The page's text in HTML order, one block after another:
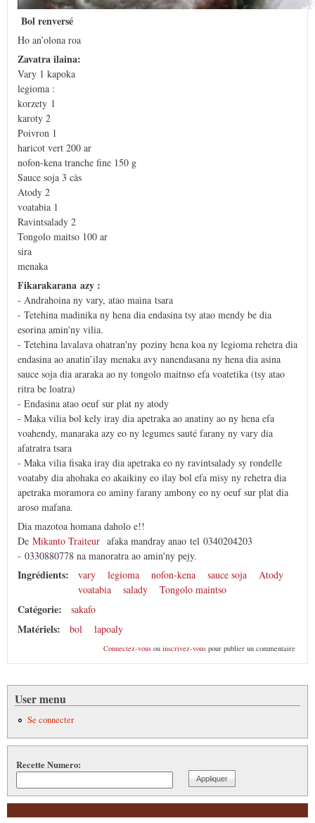
Bol renversé
Ho an’olona roa
Zavatra ilaina:
Vary 1 kapoka
legioma :
korzety 1
karoty 2
Poivron 1
haricot vert 200 ar
nofon-kena tranche fine 150 g
Sauce soja 3 càs
Atody 2
voatabia 1
Ravintsalady 2
Tongolo maitso 100 ar
sira
menaka
Fikarakarana azy :
- Andrahoina ny vary, atao maina tsara
- Tetehina madinika ny hena dia endasina tsy atao mendy be dia
esorina amin'ny vilia.
- Tetehina lavalava ohatran'ny poziny hena koa ny legioma rehetra dia
endasina ao anatin’ilay menaka avy nanendasana ny hena dia asina
sauce soja dia araraka ao ny tongolo maitnso efa voatetika (tsy atao
ritra be loatra)
- Endasina atao oeuf sur plat ny atody
- Maka vilia bol kely iray dia apetraka ao anatiny ao ny hena efa
voahendy, manaraka azy eo ny legumes sauté farany ny vary dia
afatratra tsara
- Maka vilia fisaka iray dia apetraka eo ny ravintsalady sy rondelle
voataby dia ahohaka eo akaikiny eo ilay bol efa misy ny rehetra dia
apetraka moramora eo aminy farany ambony eo ny oeuf sur plat dia
aroso mafana.
Dia mazotoa homana daholo e!!
De Mikanto Traiteur afaka mandray anao tel 0340204203
- 0330880778 na manoratra ao amin'ny pejy.
Ingrédients: vary legioma nofon-kena sauce soja
Atody
voatabia
salady Tongolo maintso
Catégorie: sakafo
Matériels: bol lapoaly
Connectez-vousou inscrivez-vouspour publier un commentaire
User menu
Se connecter
Recette Numero: